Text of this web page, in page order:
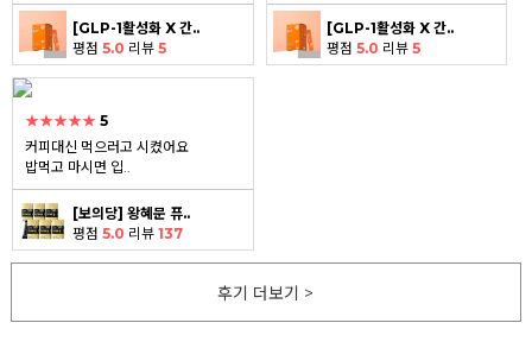
[GLP-1활성화 X 간..
평점 5.0 리뷰 5
[GLP-1활성화 X 간..
평점 5.0 리뷰 5
★★★★★ 5
커피대신 먹으러고 시켰어요
밥먹고 마시면 입..
[보의당] 왕혜문 퓨..
평점 5.0 리뷰 137
후기 더보기 >